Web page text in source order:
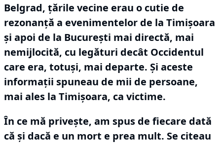
Belgrad, țările vecine erau o cutie de
rezonanță a evenimentelor de la Timișoara
și apoi de la București mai directă, mai
nemijlocită, cu legături decât Occidentul
care era, totuși, mai departe. Și aceste
informații spuneau de mii de persoane,
mai ales la Timișoara, ca victime.
În ce mă privește, am spus de fiecare dată
că și dacă e un mort e prea mult. Se citeau